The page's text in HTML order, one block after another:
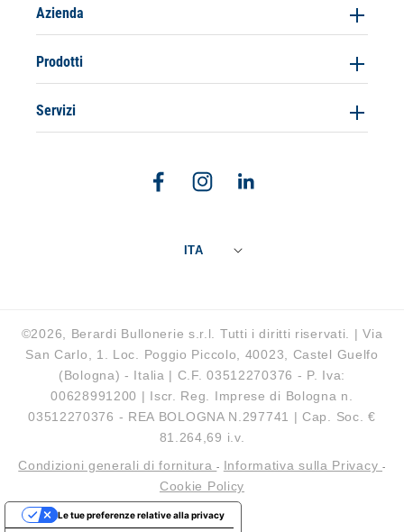
Azienda
Prodotti
Servizi
FacebookInstagramLinkedin
ITA
©2026, Berardi Bullonerie s.r.l. Tutti i diritti riservati. | Via
San Carlo, 1. Loc. Poggio Piccolo, 40023, Castel Guelfo
(Bologna) - Italia | C.F. 03512270376 - P. Iva:
00628991200 | Iscr. Reg. Imprese di Bologna n.
03512270376 - REA BOLOGNA N.297741 | Cap. Soc. €
81.264,69 i.v.
Condizioni generali di fornitura- Informativa sulla Privacy -
Cookie Policy
Le tue preferenze relative alla privacy